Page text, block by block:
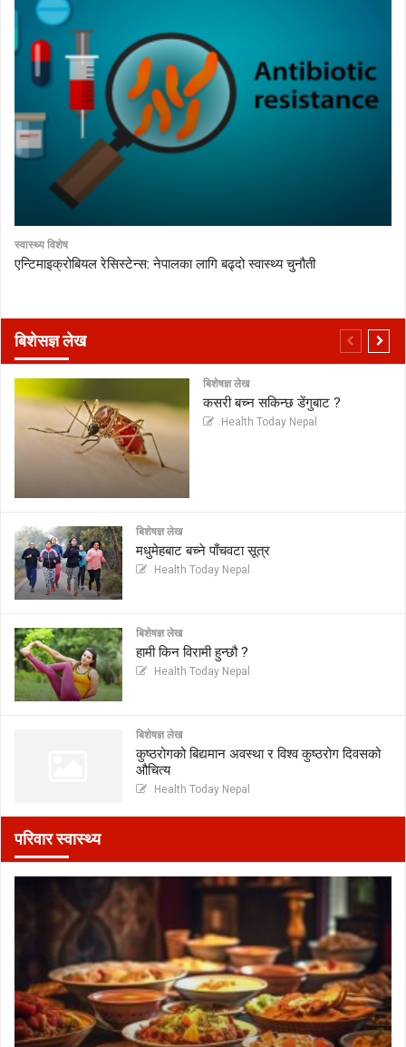
स्वास्थ्य विशेष
एन्टिमाइक्रोबियल रेसिस्टेन्स: नेपालका लागि बढ्दो स्वास्थ्य चुनौती
बिशेसज्ञ लेख
बिशेषज्ञ लेख
कसरी बच्न सकिन्छ डेंगुबाट ?
Health Today Nepal
बिशेषज्ञ लेख
मधुमेहबाट बच्ने पाँचवटा सूत्र
Health Today Nepal
बिशेषज्ञ लेख
हामी किन विरामी हुन्छौ ?
Health Today Nepal
बिशेषज्ञ लेख
कुष्ठरोगको बिद्यमान अवस्था र विश्व कुष्ठरोग दिवसको
औचित्य
Health Today Nepal
परिवार स्वास्थ्य